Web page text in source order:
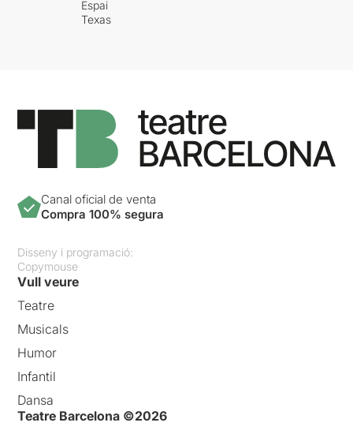
Espai
Texas
Canal oficial de venta
Compra 100% segura
Disseny i programació:
Copymouse
Vull veure
Teatre
Musicals
Humor
Infantil
Dansa
Teatre Barcelona ©2026